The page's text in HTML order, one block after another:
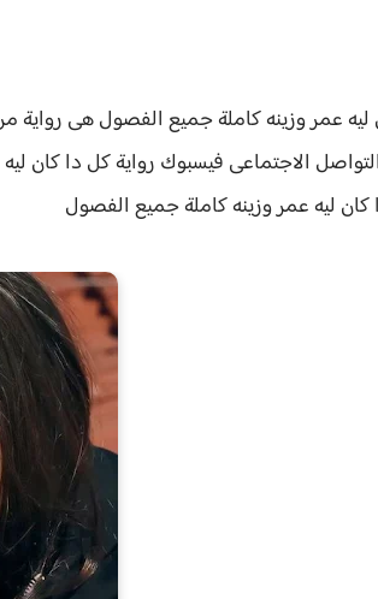
ليه عمر وزينه كاملة جميع الفصول هى رواية
الاجتماعى فيسبوك رواية كل دا كان
ليه عمر وزينه كاملة جميع الفصول